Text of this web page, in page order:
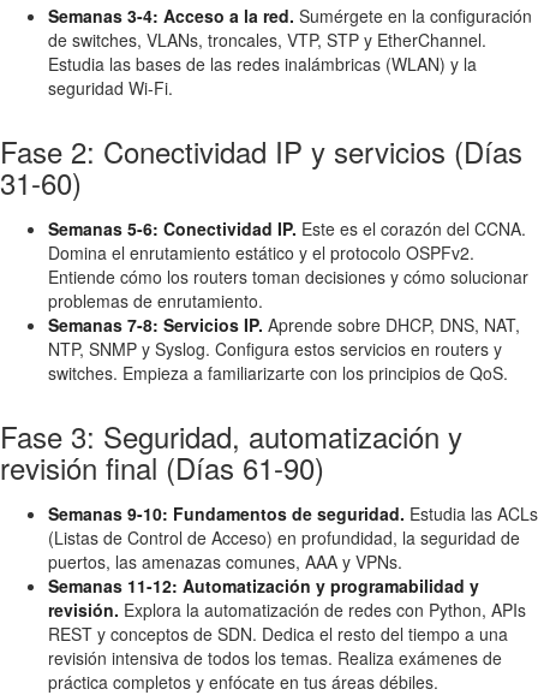
Semanas 3-4: Acceso a la red. Sumérgete en la configuración
de switches, VLANs, troncales, VTP, STP y EtherChannel.
Estudia las bases de las redes inalámbricas (WLAN) y la
seguridad Wi-Fi.
Fase 2: Conectividad IP y servicios (Días
31-60)
Semanas 5-6: Conectividad IP. Este es el corazón del CCNA.
Domina el enrutamiento estático y el protocolo OSPFv2.
Entiende cómo los routers toman decisiones y cómo solucionar
problemas de enrutamiento.
Semanas 7-8: Servicios IP. Aprende sobre DHCP, DNS, NAT,
NTP, SNMP y Syslog. Configura estos servicios en routers y
switches. Empieza a familiarizarte con los principios de QoS.
Fase 3: Seguridad, automatización y
revisión final (Días 61-90)
Semanas 9-10: Fundamentos de seguridad. Estudia las ACLs
(Listas de Control de Acceso) en profundidad, la seguridad de
puertos, las amenazas comunes, AAA y VPNs.
Semanas 11-12: Automatización y programabilidad y
revisión. Explora la automatización de redes con Python, APIs
REST y conceptos de SDN. Dedica el resto del tiempo a una
revisión intensiva de todos los temas. Realiza exámenes de
práctica completos y enfócate en tus áreas débiles.